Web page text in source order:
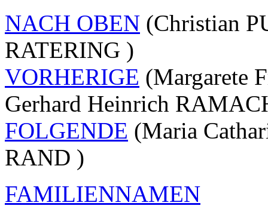
NACH OBEN (Christian
RATERING )
VORHERIGE (Margarete
Gerhard Heinrich
FOLGENDE (Maria
RAND )
FAMILIENNAMEN